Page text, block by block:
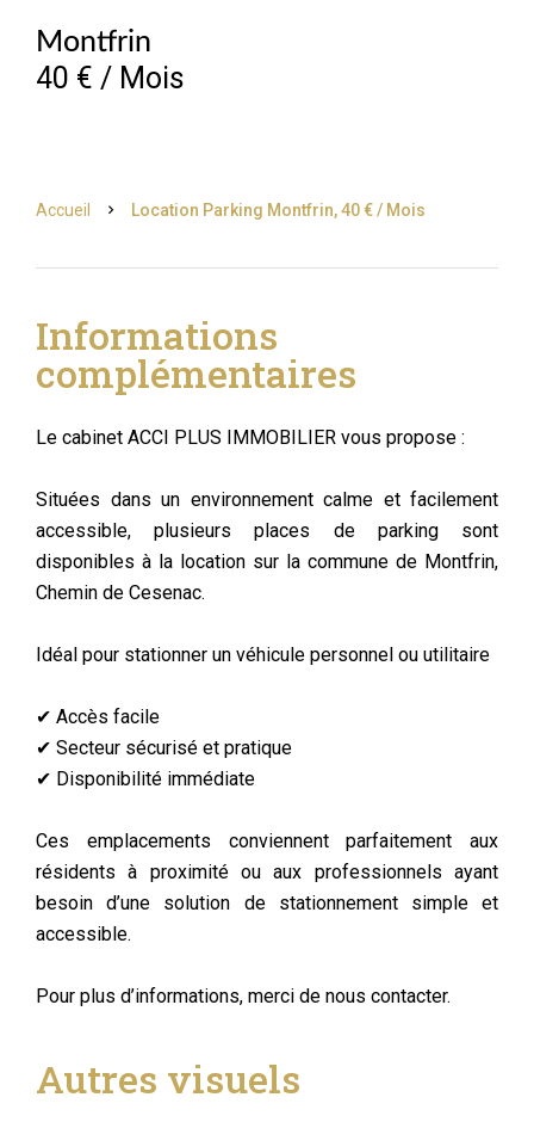
Montfrin
40 € / Mois
Accueil Location Parking Montfrin, 40 € / Mois
Informations
complémentaires
Le cabinet ACCI PLUS IMMOBILIER vous propose :
Situées dans un environnement calme et facilement
accessible, plusieurs places de parking sont
disponibles à la location sur la commune de Montfrin,
Chemin de Cesenac.
Idéal pour stationner un véhicule personnel ou utilitaire
✔ Accès facile
✔ Secteur sécurisé et pratique
✔ Disponibilité immédiate
Ces emplacements conviennent parfaitement aux
résidents à proximité ou aux professionnels ayant
besoin d’une solution de stationnement simple et
accessible.
Pour plus d’informations, merci de nous contacter.
Autres visuels